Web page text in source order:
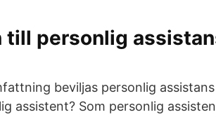
till personlig
beviljas personlig
assistent? Som personlig